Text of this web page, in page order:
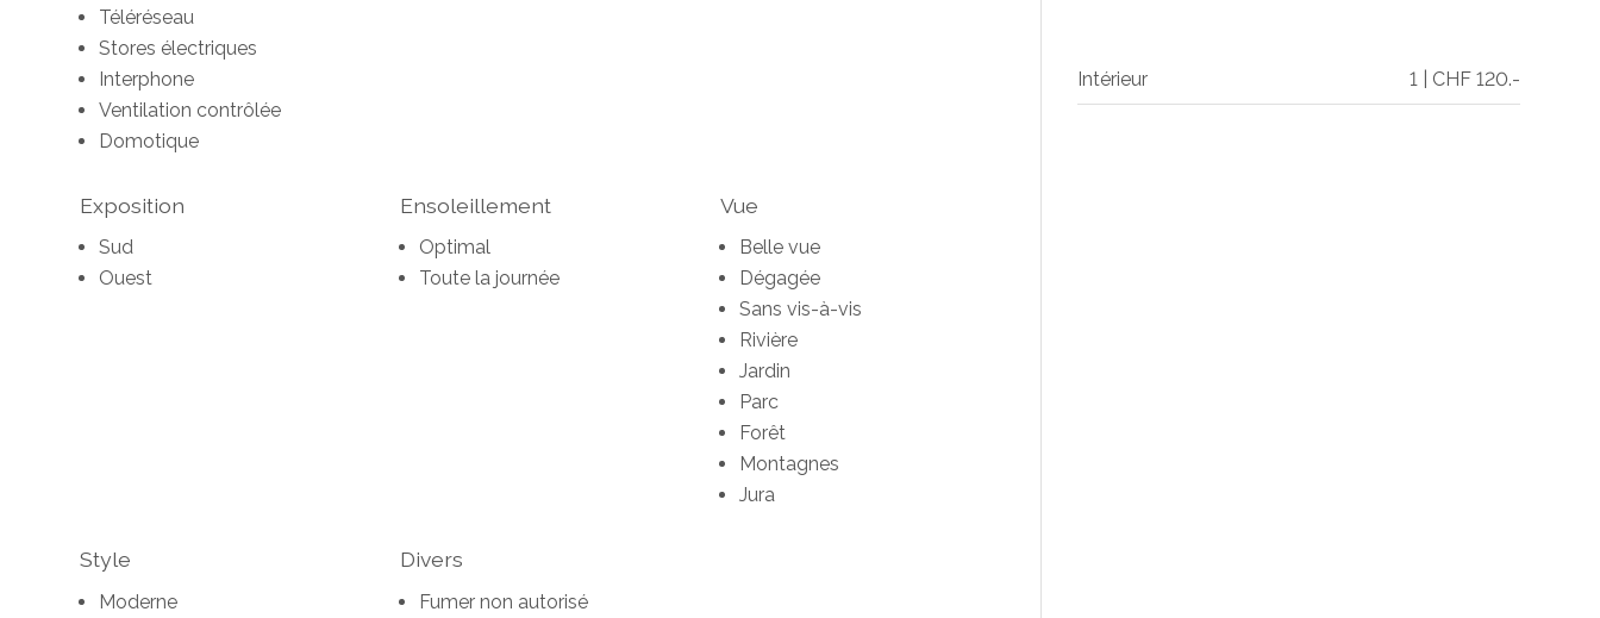
Téléréseau
Stores électriques
Interphone
Ventilation contrôlée
Domotique
Exposition
Sud
Ouest
Ensoleillement
Optimal
Toute la journée
Vue
Belle vue
Dégagée
Sans vis-à-vis
Rivière
Jardin
Parc
Forêt
Montagnes
Jura
Style
Moderne
Divers
Fumer non autorisé
Intérieur 1 | CHF 120.-